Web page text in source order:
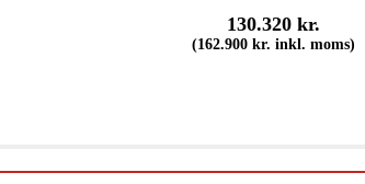
130.320 kr.
(162.900 kr. inkl. moms)